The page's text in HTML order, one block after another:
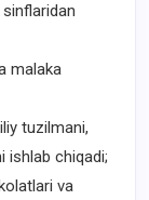
malaka
tuzilmani,
ishlab chiqadi;
va